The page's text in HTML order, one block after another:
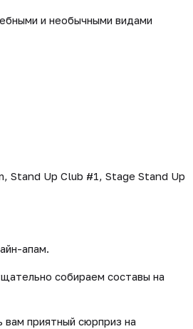
и необычными видами
Stand Up Club #1, Stage Stand Up
апам.
собираем составы на
приятный сюрприз на